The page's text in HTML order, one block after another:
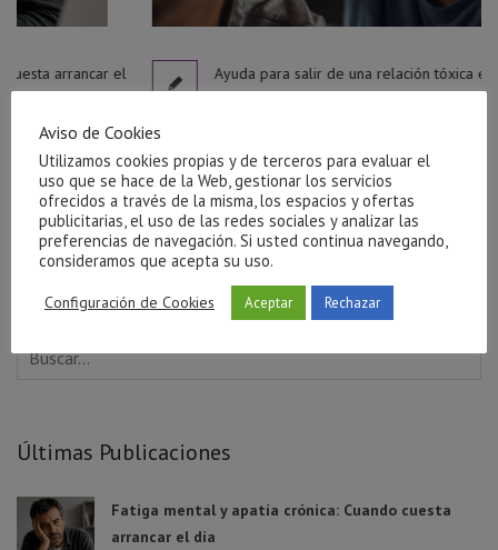
el Ayuda para salir de una relación tóxica en Castellón
Últimas Publicaciones
Fatiga mental y apatía crónica: Cuando cuesta
arrancar el día
Aviso de Cookies
Utilizamos cookies propias y de terceros para evaluar el
uso que se hace de la Web, gestionar los servicios
ofrecidos a través de la misma, los espacios y ofertas
publicitarias, el uso de las redes sociales y analizar las
preferencias de navegación. Si usted continua navegando,
consideramos que acepta su uso.
Configuración de Cookies Aceptar Rechazar